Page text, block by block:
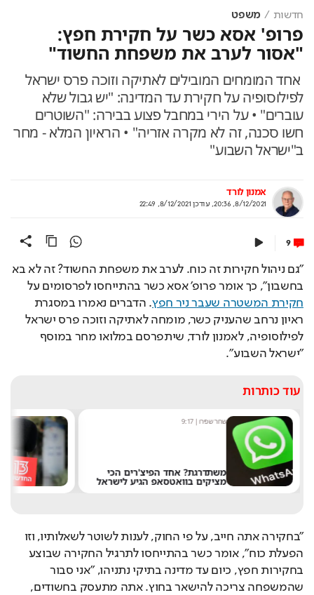
חדשות משפט
פרופ' אסא כשר על חקירת חפץ:
"אסור לערב את משפחת החשוד"
אחד המומחים המובילים לאתיקה וזוכה פרס ישראל
לפילוסופיה על חקירת עד המדינה: "יש גבול שלא
עוברים" • על הירי במחבל פצוע בבירה: "השוטרים
חשו סכנה, זה לא מקרה אזריה" • הראיון המלא - מחר
ב"ישראל השבוע"
אמנון לורד
8/12/2021, 20:36
,עודכן8/12/2021, 22:49
9
"גם ניהול חקירות זה כוח. לערב את משפחת החשוד? זה לא בא
בחשבון", כך אומר פרופ' אסא כשר בהתייחסו לפרסומים על
חקירת המשטרה שעבר ניר חפץ
. הדברים נאמרו במסגרת
ראיון נרחב שהעניק כשר, מומחה לאתיקה וזוכה פרס ישראל
לפילוסופיה, לאמנון לורד, שיתפרסם במלואו מחר במוסף
"ישראל השבוע".
עוד כותרות
שחר שפירו|
9:17
משתדרגת? אחד הפיצ'רים הכי
מציקים בוואטסאפ הגיע לישראל
"בחקירה אתה חייב, על פי החוק, לענות לשוטר לשאלותיו, וזו
הפעלת כוח", אומר כשר בהתייחסו לתרגיל החקירה שבוצע
בחקירות חפץ, כיום עד מדינה בתיקי נתניהו, "אני סבור
שהמשפחה צריכה להישאר בחוץ. אתה מתעסק בחשודים,